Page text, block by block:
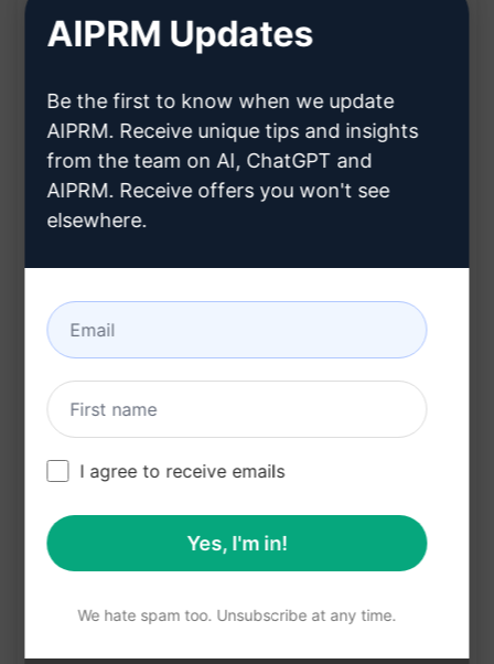
risolvere i problemi
errore comuni
Vantaggi:
Risparmio di tempo nella risoluzione dei
Maggiore efficienza nel mantenimento e
nell'utilizzo di Docker
Accesso rapido a soluzioni efficaci per
migliorare le tue esperienze con Docker
Docker. Con il Docker Doctor, otterrai risposte
rapide e soluzioni pratiche per ottimizzare il
pulsante e prova subito questo prompt su
AIPRM Updates
Be the first to know when we update
AIPRM. Receive unique tips and insights
from the team on AI, ChatGPT and
AIPRM. Receive offers you won't see
elsewhere.
I agree to receive emails
Yes, I'm in!
We hate spam too. Unsubscribe at any time.